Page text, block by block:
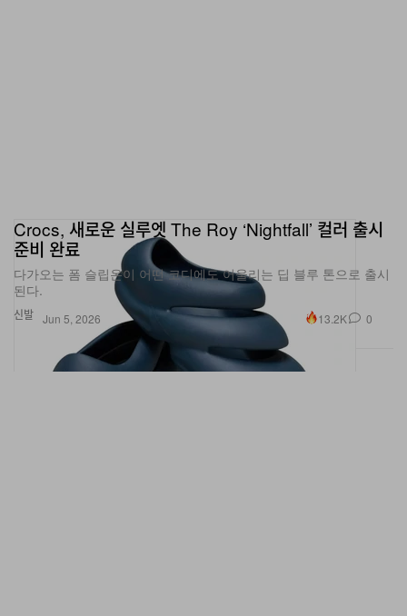
신발
준비 완료
다가오는 폼 슬립온이 어떤 코디에도 어울리는 딥 블루 톤으로 출시
된다.